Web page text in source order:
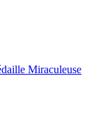
Miraculeuse